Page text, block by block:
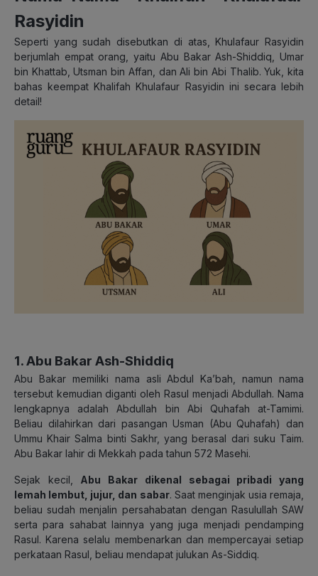
Rasyidin
Seperti yang sudah disebutkan di atas, Khulafaur Rasyidin
berjumlah empat orang, yaitu Abu Bakar Ash-Shiddiq, Umar
bin Khattab, Utsman bin Affan, dan Ali bin Abi Thalib. Yuk, kita
bahas keempat Khalifah Khulafaur Rasyidin ini secara lebih
detail!
1. Abu Bakar Ash-Shiddiq
Abu Bakar memiliki nama asli Abdul Ka’bah, namun nama
tersebut kemudian diganti oleh Rasul menjadi Abdullah. Nama
lengkapnya adalah Abdullah bin Abi Quhafah at-Tamimi.
Beliau dilahirkan dari pasangan Usman (Abu Quhafah) dan
Ummu Khair Salma binti Sakhr, yang berasal dari suku Taim.
Abu Bakar lahir di Mekkah pada tahun 572 Masehi.
Sejak kecil, Abu Bakar dikenal sebagai pribadi yang
lemah lembut, jujur, dan sabar. Saat menginjak usia remaja,
beliau sudah menjalin persahabatan dengan Rasulullah SAW
serta para sahabat lainnya yang juga menjadi pendamping
Rasul. Karena selalu membenarkan dan mempercayai setiap
perkataan Rasul, beliau mendapat julukan As-Siddiq.